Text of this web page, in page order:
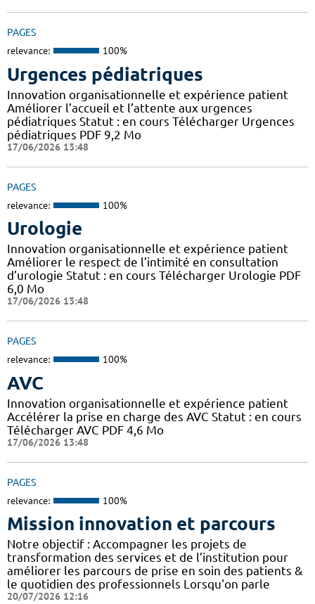
PAGES
relevance: 100%
Urgences pédiatriques
Innovation organisationnelle et expérience patient
Améliorer l’accueil et l’attente aux urgences
pédiatriques Statut : en cours Télécharger Urgences
pédiatriques PDF 9,2 Mo
17/06/2026 13:48
PAGES
relevance: 100%
Urologie
Innovation organisationnelle et expérience patient
Améliorer le respect de l’intimité en consultation
d’urologie Statut : en cours Télécharger Urologie PDF
6,0 Mo
17/06/2026 13:48
PAGES
relevance: 100%
AVC
Innovation organisationnelle et expérience patient
Accélérer la prise en charge des AVC Statut : en cours
Télécharger AVC PDF 4,6 Mo
17/06/2026 13:48
PAGES
relevance: 100%
Mission innovation et parcours
Notre objectif : Accompagner les projets de
transformation des services et de l’institution pour
améliorer les parcours de prise en soin des patients &
le quotidien des professionnels Lorsqu'on parle
20/07/2026 12:16